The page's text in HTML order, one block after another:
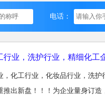
电话：
行业，洗护行业，精细化工
，化工行业，化妆品行业，洗护
推出新盘！！！为企业量身订造